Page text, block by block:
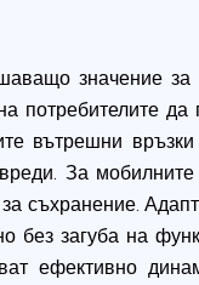
значение за
потребителите
вътрешни
За
за съхранение.
без загуба на
ефективно